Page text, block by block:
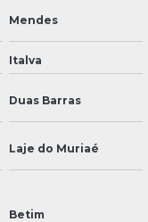
Mendes
Italva
Duas Barras
Laje do Muriaé
Betim